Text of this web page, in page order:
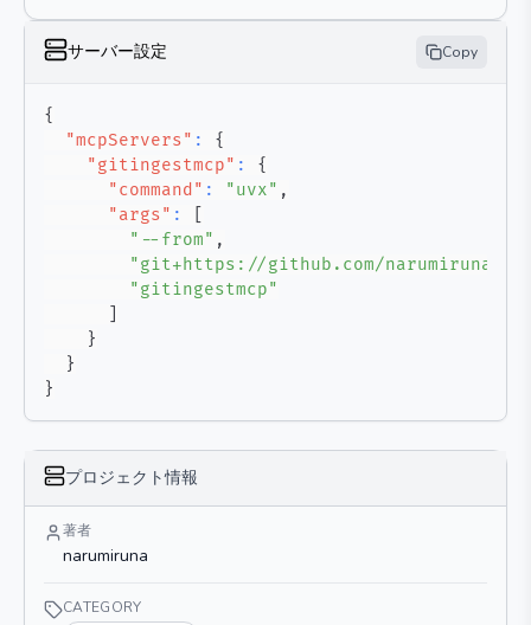
サーバー設定 Copy
{
"mcpServers" :
{
"gitingestmcp" :
{
"command" : "uvx" ,
"args" :
"--from" ,
"git+https://github.com/narumiruna/
"gitingestmcp"
}
}
}
プロジェクト情報
著者
narumiruna
CATEGORY